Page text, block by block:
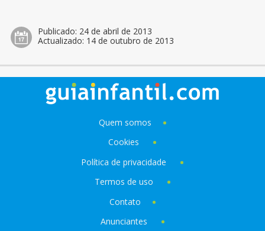
Publicado: 24 de abril de 2013
Actualizado: 14 de outubro de 2013
Quem somos
Cookies
Política de privacidade
Termos de uso
Contato
Anunciantes